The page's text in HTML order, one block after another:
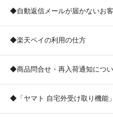
◆自動返信メールが届かないお
◆楽天ペイの利用の仕方
◆商品問合せ・再入荷通知につ
◆「ヤマト 自宅外受け取り機能